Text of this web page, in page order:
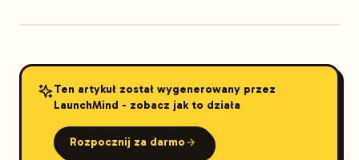
Ten artykuł został wygenerowany przez
LaunchMind - zobacz jak to działa
Rozpocznij za darmo